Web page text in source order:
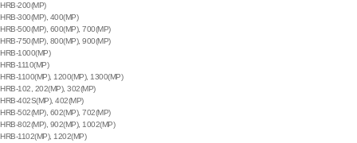
HRB-200(MP)
HRB-300(MP), 400(MP)
HRB-500(MP), 600(MP), 700(MP)
HRB-750(MP), 800(MP), 900(MP)
HRB-1000(MP)
HRB-1110(MP)
HRB-1100(MP), 1200(MP), 1300(MP)
HRB-102, 202(MP), 302(MP)
HRB-402S(MP), 402(MP)
HRB-502(MP), 602(MP), 702(MP)
HRB-802(MP), 902(MP), 1002(MP)
HRB-1102(MP), 1202(MP)